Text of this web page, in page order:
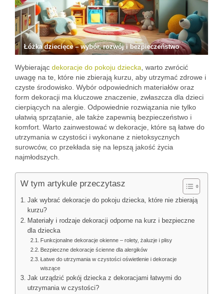
Łóżka dziecięce – wybór, rozwój i bezpieczeństwo
Wybierając dekoracje do pokoju dziecka , warto zwrócić
uwagę na te, które nie zbierają kurzu, aby utrzymać zdrowe i
czyste środowisko. Wybór odpowiednich materiałów oraz
form dekoracji ma kluczowe znaczenie, zwłaszcza dla dzieci
cierpiących na alergie. Odpowiednie rozwiązania nie tylko
ułatwią sprzątanie, ale także zapewnią bezpieczeństwo i
komfort. Warto zainwestować w dekoracje, które są łatwe do
utrzymania w czystości i wykonane z nietoksycznych
surowców, co przekłada się na lepszą jakość życia
najmłodszych.
W tym artykule przeczytasz
Jak wybrać dekoracje do pokoju dziecka, które nie zbierają
kurzu?
Materiały i rodzaje dekoracji odporne na kurz i bezpieczne
dla dziecka
Funkcjonalne dekoracje okienne – rolety, żaluzje i plisy
Bezpieczne dekoracje ścienne dla alergików
Łatwe do utrzymania w czystości oświetlenie i dekoracje
wiszące
Jak urządzić pokój dziecka z dekoracjami łatwymi do
utrzymania w czystości?